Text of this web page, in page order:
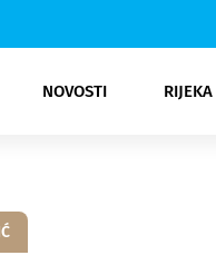
NOVOSTI
Rijeka Opatija
NK
Moda
Kultura